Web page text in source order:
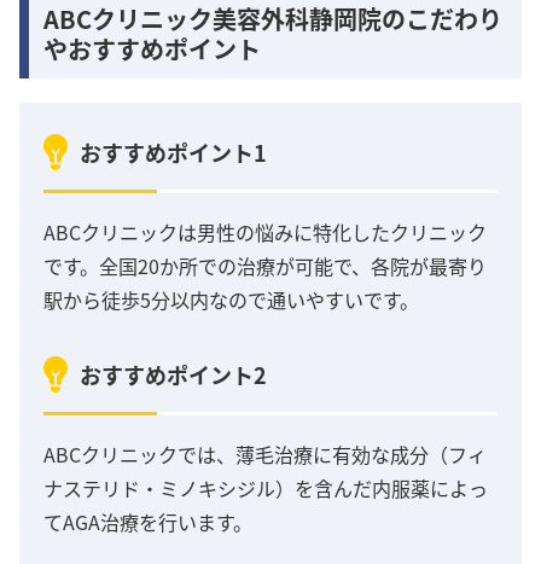
ABCクリニック美容外科静岡院のこだわり
やおすすめポイント
おすすめポイント1
ABCクリニックは男性の悩みに特化したクリニック
です。全国20か所での治療が可能で、各院が最寄り
駅から徒歩5分以内なので通いやすいです。
おすすめポイント2
ABCクリニックでは、薄毛治療に有効な成分（フィ
ナステリド・ミノキシジル）を含んだ内服薬によっ
てAGA治療を行います。